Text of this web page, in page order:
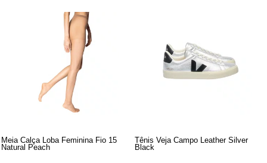
Meia Calça Loba Feminina Fio 15
Natural Peach
Tênis Veja Campo Leather Silver
Black